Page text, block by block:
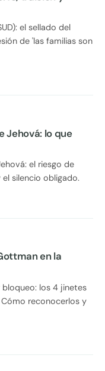
el sellado del
de 'las familias son
Jehová: lo que
el riesgo de
silencio obligado.
en la
los 4 jinetes
reconocerlos y